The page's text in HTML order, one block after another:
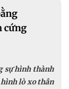
cứng
sự hình thành
lò xo thân